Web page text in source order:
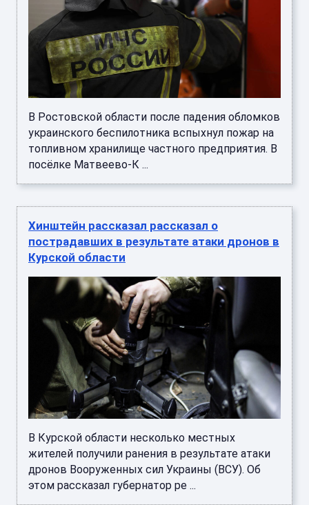
В Ростовской области после падения обломков
украинского беспилотника вспыхнул пожар на
топливном хранилище частного предприятия. В
посёлке Матвеево-К ...
Хинштейн рассказал рассказал о
пострадавших в результате атаки дронов в
Курской области
В Курской области несколько местных
жителей получили ранения в результате атаки
дронов Вооруженных сил Украины (ВСУ). Об
этом рассказал губернатор ре ...